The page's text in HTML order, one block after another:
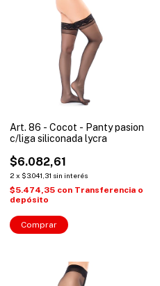
Art. 86 - Cocot - Panty pasion
c/liga siliconada lycra
$6.082,61
2 x $3.041,31 sin interés
$5.474,35 con Transferencia o
depósito
Comprar